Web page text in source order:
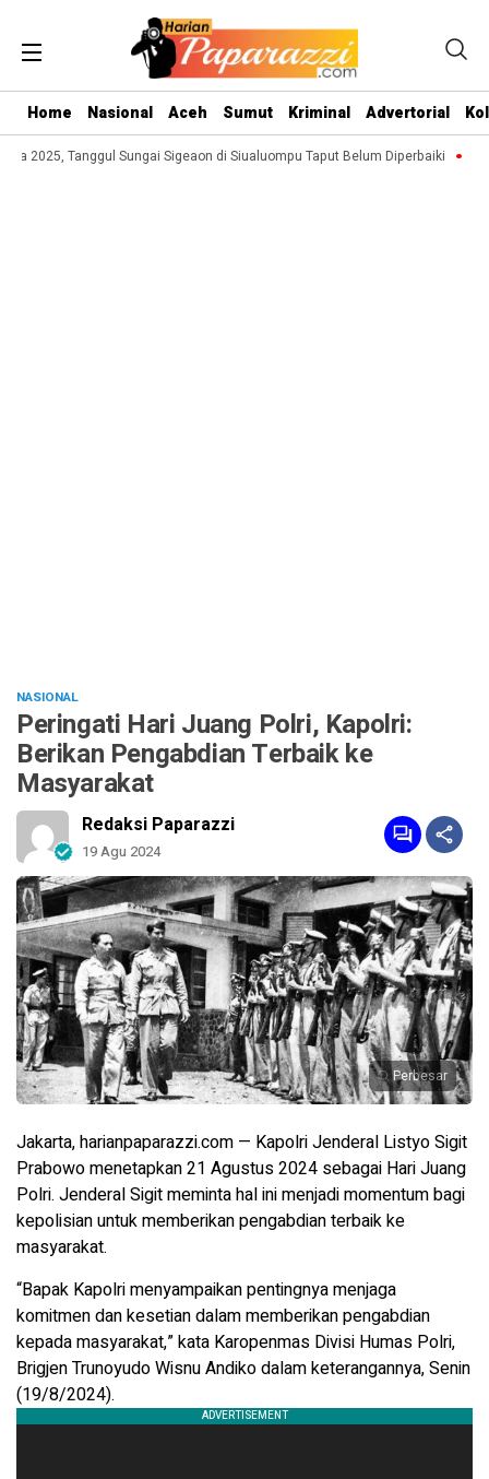
Home Nasional Aceh Sumut Kriminal Advertorial
2025, Tanggul Sungai Sigeaon di Siualuompu Taput Belum Diperbaiki Jufri
NASIONAL
Peringati Hari Juang Polri, Kapolri:
Berikan Pengabdian Terbaik ke
Masyarakat
Redaksi Paparazzi
19 Agu 2024
Perbesar
Jakarta, harianpaparazzi.com — Kapolri Jenderal Listyo Sigit
Prabowo menetapkan 21 Agustus 2024 sebagai Hari Juang
Polri. Jenderal Sigit meminta hal ini menjadi momentum bagi
kepolisian untuk memberikan pengabdian terbaik ke
masyarakat.
“Bapak Kapolri menyampaikan pentingnya menjaga
komitmen dan kesetian dalam memberikan pengabdian
kepada masyarakat,” kata Karopenmas Divisi Humas Polri,
Brigjen Trunoyudo Wisnu Andiko dalam keterangannya, Senin
(19/8/2024).